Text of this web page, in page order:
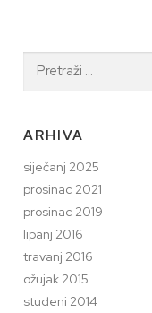
Pretraži:
ARHIVA
siječanj 2025
prosinac 2021
prosinac 2019
lipanj 2016
travanj 2016
ožujak 2015
studeni 2014